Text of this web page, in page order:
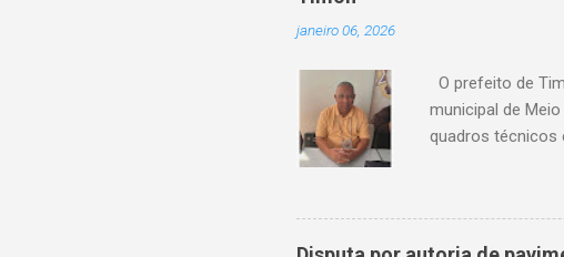
janeiro 06, 2026
O prefeito de
municipal de
quadros técnicos
de sua carreira,
reconhecida pela
destaca-se o